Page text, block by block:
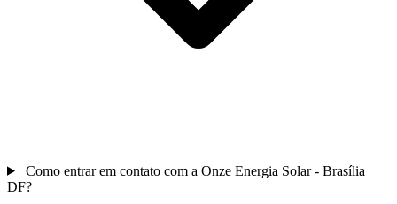
Como entrar em contato com a Onze Energia Solar - Brasília
DF?